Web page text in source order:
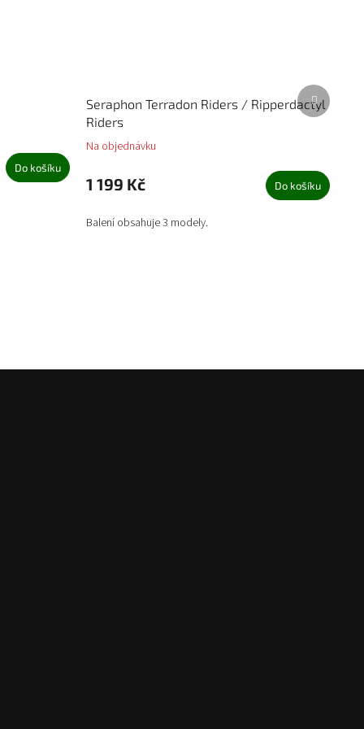
Do košíku
Seraphon Terradon Riders / Ripperdactyl
Riders
Na objednávku
1 199 Kč Do košíku
Balení obsahuje 3 modely.
Další
produkt